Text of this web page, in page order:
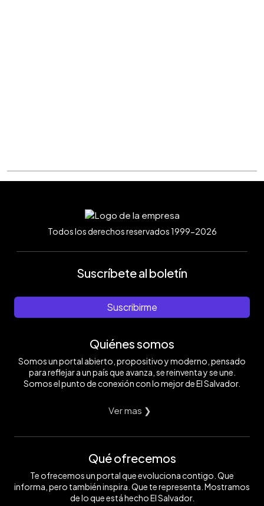
Todos los derechos reservados 1999-2026
Suscríbete al boletín
Suscribirme
Quiénes somos
Somos un portal abierto, propositivo y moderno, pensado
para reflejar a un país que avanza, se reinventa y se une.
Somos el punto de conexión con lo mejor de El Salvador.
Ver mas ❯
Qué ofrecemos
Te ofrecemos un portal que evoluciona contigo. Que
informa, pero también inspira. Que te representa. Mostramos
de lo que está hecho El Salvador.